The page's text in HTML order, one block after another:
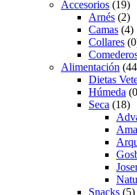
Accesorios (19)
Arnés (2)
Camas (4)
Collares
Alimentación
Dietas
Húmeda
Seca (18)
Snacks (5)